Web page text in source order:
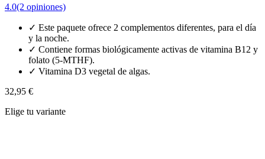
4.0(2 opiniones)
✓ Este paquete ofrece 2 complementos diferentes, para el día
y la noche.
✓ Contiene formas biológicamente activas de vitamina B12 y
folato (5-MTHF).
✓ Vitamina D3 vegetal de algas.
32,95 €
Elige tu variante